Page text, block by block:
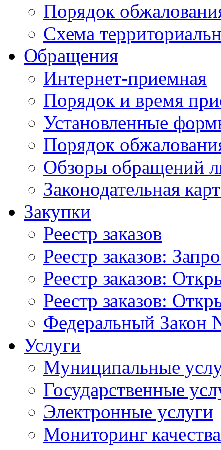
Порядок
Схема
Обращения
Интернет-приемная
Порядок и время
Установленные
Порядок
Обзоры обращений
Законодательная
Закупки
Реестр заказов
Реестр заказов:
Реестр заказов:
Реестр заказов:
Федеральный Закон
Услуги
Муниципальные
Государственные
Электронные услуги
Мониторинг